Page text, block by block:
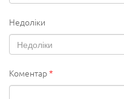
Недоліки
Коментар*